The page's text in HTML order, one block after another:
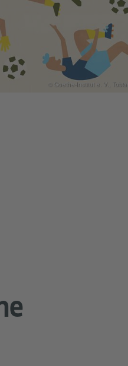
© Goethe-Institut e. V.,